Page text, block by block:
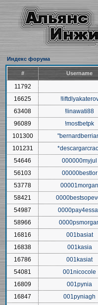
Индекс форума
# Username
11792
16625
63408
!linawati88
96089
!mostbetpk
101300
101231
54646
000000myjul
56103
00000bestlor
53778
00001morgan
58421
54987
58966
16816
001basiat
16838
001kasia
16786
001kasiat
54081
001nicocole
16809
001pynia
16847
001pyniagh